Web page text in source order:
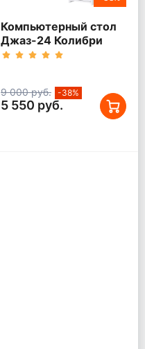
Компьютерный стол
Джаз-24 Колибри
Белый правый
9 000 руб. -38%
5 550 руб.